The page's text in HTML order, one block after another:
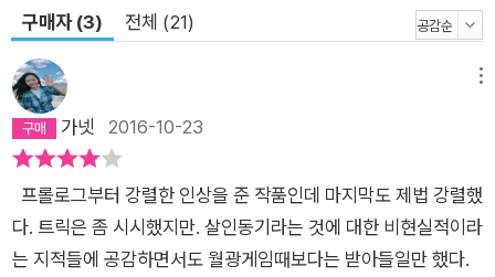
를 수집해 치밀한 추리로 답을 찾아내는 클래식한 스타일을 선보
기도 했다. 신본격 미스터리와 색채 미스터리의 만남, 일본 특유
의 정서와 퀸의 논리의 만남! 동서양, 그리고 시대를 초월한 세기
의 만남이 지금 펼쳐진다.
구매자 (3) 전체 (21)
가넷 2016-10-23
프롤로그부터 강렬한 인상을 준 작품인데 마지막도 제법 강렬했
다. 트릭은 좀 시시했지만. 살인동기라는 것에 대한 비현실적이라
는 지적들에 공감하면서도 월광게임때보다는 받아들일만 했다.